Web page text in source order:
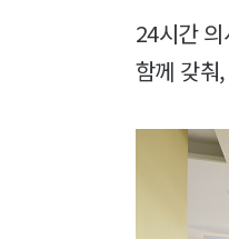
24시간
함께 갖춰